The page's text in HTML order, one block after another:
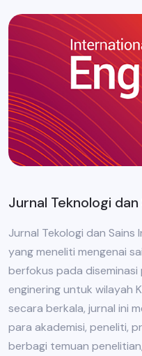
Jurnal Teknologi
Jurnal Tekologi dan Sains
yang meneliti mengenai
berfokus pada
enginering untuk wilayah
secara berkala, jurnal ini
para akademisi, peneliti,
berbagi temuan